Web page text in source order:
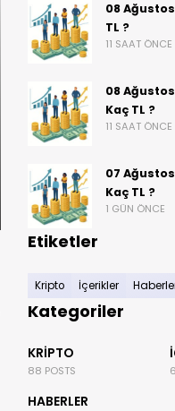
08
TL ?
11 SAAT ÖNCE
08
Kaç TL ?
11 SAAT ÖNCE
07
Kaç TL ?
1 GÜN ÖNCE
Etiketler
Kripto İçerikler
Kategoriler
KRIPTO
88 POSTS
HABERLER